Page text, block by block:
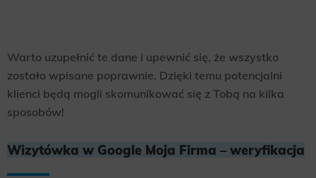
Warto uzupełnić te dane i upewnić się, że wszystko
zostało wpisane poprawnie. Dzięki temu potencjalni
klienci będą mogli skomunikować się z Tobą na kilka
sposobów!
Wizytówka w Google Moja Firma – weryfikacja